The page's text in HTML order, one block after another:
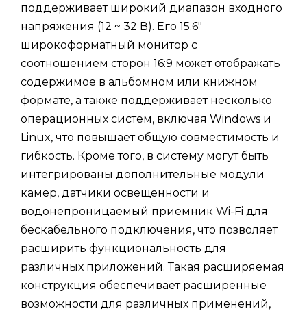
поддерживает широкий диапазон входного
напряжения (12 ~ 32 В). Его 15.6"
широкоформатный монитор с
соотношением сторон 16:9 может отображать
содержимое в альбомном или книжном
формате, а также поддерживает несколько
операционных систем, включая Windows и
Linux, что повышает общую совместимость и
гибкость. Кроме того, в систему могут быть
интегрированы дополнительные модули
камер, датчики освещенности и
водонепроницаемый приемник Wi-Fi для
бескабельного подключения, что позволяет
расширить функциональность для
различных приложений. Такая расширяемая
конструкция обеспечивает расширенные
возможности для различных применений,